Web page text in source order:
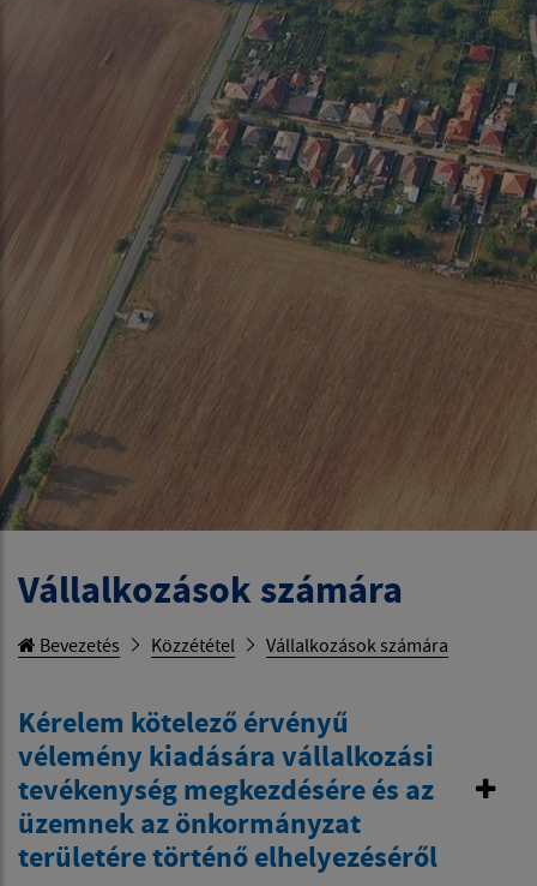
Vállalkozások számára
Bevezetés Közzététel Vállalkozások számára
Kérelem kötelező érvényű
vélemény kiadására vállalkozási
tevékenység megkezdésére és az
üzemnek az önkormányzat
területére történő elhelyezéséről